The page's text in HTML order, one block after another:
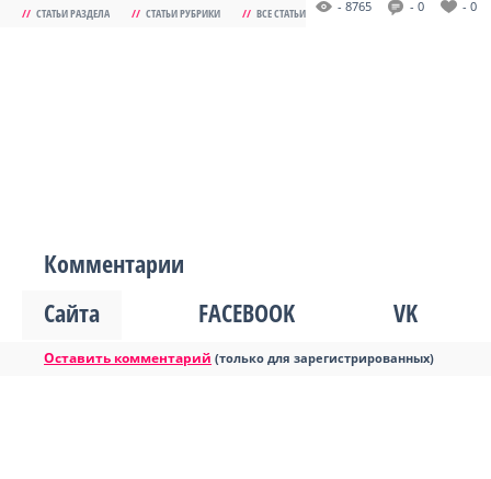
// СТАТЬИ РАЗДЕЛА // СТАТЬИ РУБРИКИ // ВСЕ СТАТЬИ - 8765 - 0 - 0
Комментарии
Сайта
FACEBOOK VK
Оставить комментарий (только для зарегистрированных)